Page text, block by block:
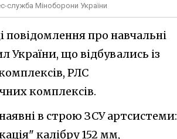
служба Міноборони України
повідомлення про навчальні
України, що відбувались із
РЛС
комплексів.
в строю ЗСУ артсистеми:
калібру 152 мм,